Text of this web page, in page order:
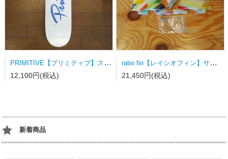
PRIMITIVE【プリミティブ】スケートボードデッキ NUEVO SCRIPT WHITE/DODGERS BLUE
12,100円(税込)
ratio fin【レイシオフィン】サーフボードフィン FCSⅡ用トライフィン Sサイズ カラーストライプ
21,450円(税込)
新着商品